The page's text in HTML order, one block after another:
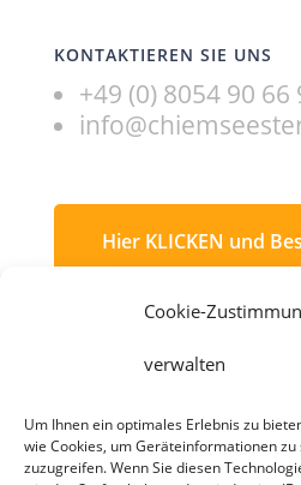
Cookie-
verwalten
Um Ihnen ein optimales Erlebnis zu
wie Cookies, um Geräteinformationen
zuzugreifen. Wenn Sie diesen
KONTAKTIEREN SIE UNS
+49 (0) 8054 90 66
Hier KLICKEN und
BUCHEN